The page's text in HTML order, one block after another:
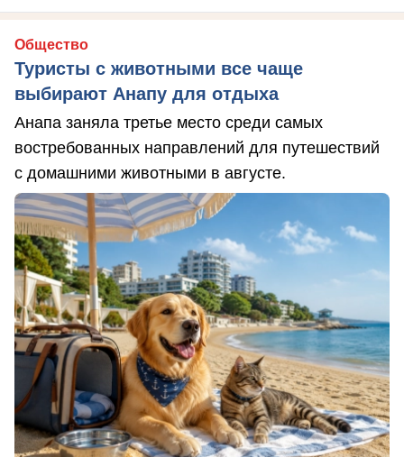
Общество
Туристы с животными все чаще
выбирают Анапу для отдыха
Анапа заняла третье место среди самых
востребованных направлений для путешествий
с домашними животными в августе.